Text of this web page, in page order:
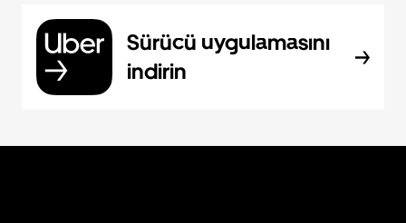
Sürücü uygulamasını
indirin